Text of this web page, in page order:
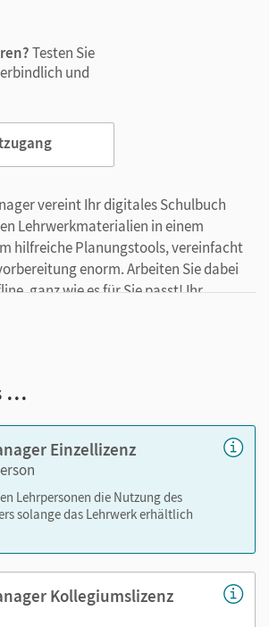
Testen Sie
und
vereint Ihr digitales Schulbuch
Lehrwerkmaterialien in einem
hilfreiche Planungstools, vereinfacht
enorm. Arbeiten Sie dabei
ganz wie es für Sie passt! Ihr
enthält:
ups (mit Lösungshinweisen) zu allen
(mit Lösungshinweisen)
10 bis 12
Materialanordnung
Lernen App.
…
Einzellizenz
Lehrpersonen die Nutzung des
solange das Lehrwerk erhältlich
Kollegiumslizenz